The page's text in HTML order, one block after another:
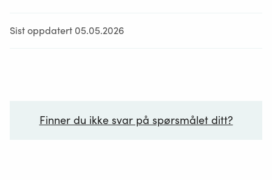
Sist oppdatert 05.05.2026
Finner du ikke svar på spørsmålet ditt?